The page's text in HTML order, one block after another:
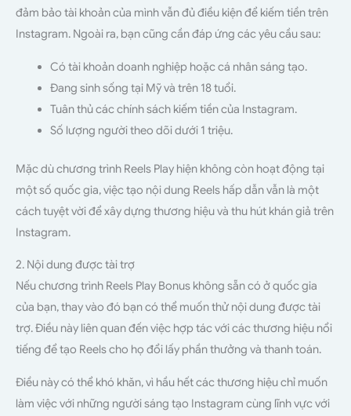
đảm bảo tài khoản của mình vẫn đủ điều kiện để kiếm tiền trên
Instagram. Ngoài ra, bạn cũng cần đáp ứng các yêu cầu sau:
Có tài khoản doanh nghiệp hoặc cá nhân sáng tạo.
Đang sinh sống tại Mỹ và trên 18 tuổi.
Tuân thủ các chính sách kiếm tiền của Instagram.
Số lượng người theo dõi dưới 1 triệu.
Mặc dù chương trình Reels Play hiện không còn hoạt động tại
một số quốc gia, việc tạo nội dung Reels hấp dẫn vẫn là một
cách tuyệt vời để xây dựng thương hiệu và thu hút khán giả trên
Instagram.
2. Nội dung được tài trợ
Nếu chương trình Reels Play Bonus không sẵn có ở quốc gia
của bạn, thay vào đó bạn có thể muốn thử nội dung được tài
trợ. Điều này liên quan đến việc hợp tác với các thương hiệu nổi
tiếng để tạo Reels cho họ đổi lấy phần thưởng và thanh toán.
Điều này có thể khó khăn, vì hầu hết các thương hiệu chỉ muốn
làm việc với những người sáng tạo Instagram cùng lĩnh vực với